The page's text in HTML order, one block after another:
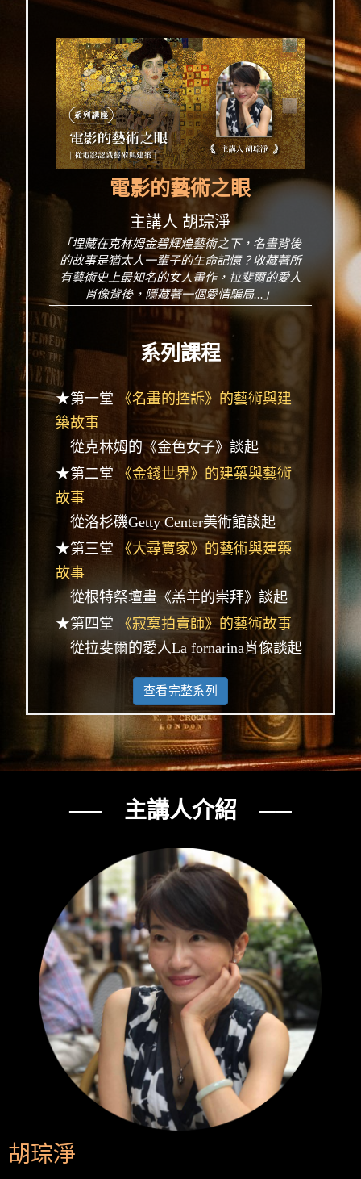
電影的藝術之眼
主講人 胡琮淨
「埋藏在克林姆金碧輝煌藝術之下，名畫背後
的故事是猶太人一輩子的生命記憶？收藏著所
有藝術史上最知名的女人畫作，拉斐爾的愛人
肖像背後，隱藏著一個愛情騙局...」
系列課程
★第一堂
《名畫的控訴》的藝術與建
築故事
從克林姆的《金色女子》談起
★第二堂 《金錢世界》的建築與藝術
故事
從洛杉磯Getty Center美術館談起
★第三堂
《大尋寶家》的藝術與建築
故事
從根特祭壇畫《羔羊的崇拜》談起
★第四堂
《寂寞拍賣師》的藝術故事
從拉斐爾的愛人La fornarina肖像談起
查看完整系列
── 主講人介紹 ──
胡琮淨